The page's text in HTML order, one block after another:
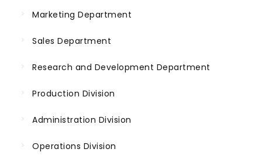
Marketing Department
Sales Department
Research and Development Department
Production Division
Administration Division
Operations Division